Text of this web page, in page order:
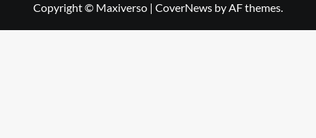
Copyright © Maxiverso | CoverNews by AF themes.